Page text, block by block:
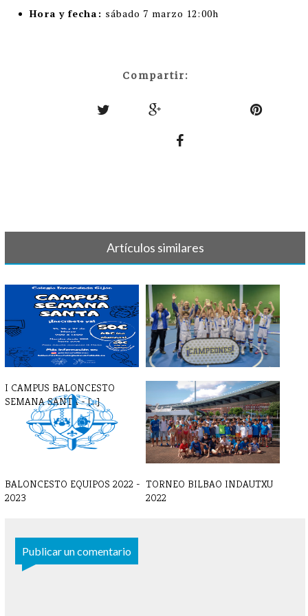
Hora y fecha: sábado 7 marzo 12:00h
Compartir:
Artículos similares
I CAMPUS BALONCESTO
SEMANA SANTA - [...]
LISTAS BALONCESTO 23-24
BALONCESTO EQUIPOS 2022 -
2023
TORNEO BILBAO INDAUTXU
2022
Publicar un comentario